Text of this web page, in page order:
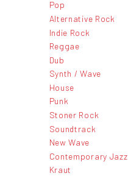
Pop
Alternative Rock
Indie Rock
Reggae
Dub
Synth / Wave
House
Punk
Stoner Rock
Soundtrack
New Wave
Contemporary Jazz
Kraut